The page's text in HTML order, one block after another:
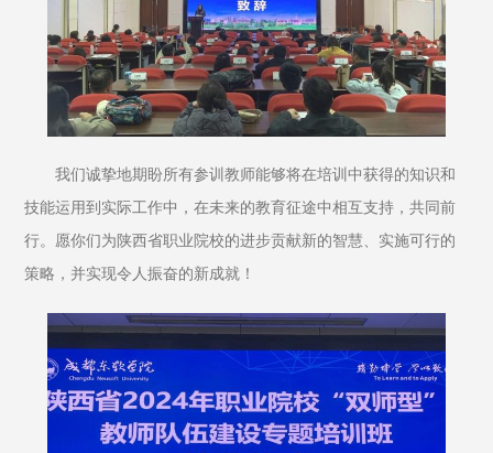
我们诚挚地期盼所有参训教师能够将在培训中获得的知识和
技能运用到实际工作中，在未来的教育征途中相互支持，共同前
行。愿你们为陕西省职业院校的进步贡献新的智慧、实施可行的
策略，并实现令人振奋的新成就！